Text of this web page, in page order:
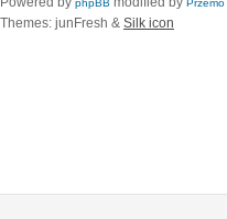
phpBB Przemo
Themes: junFresh & Silk icon